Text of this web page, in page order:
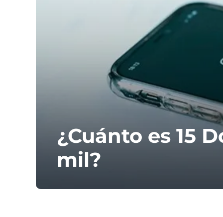
¿Cuánto es 15
mil?